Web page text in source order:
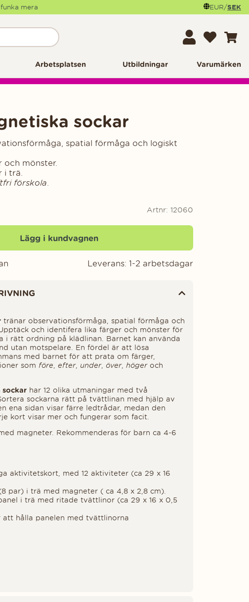
mera EUR/SEK
Arbetsplatsen Utbildningar Varumärken
sockar
spatial förmåga och logiskt
och mönster.
i trä.
förskola.
Artnr: 12060
Lägg i kundvagnen
Leverans: 1-2 arbetsdagar
tränar observationsförmåga, spatial förmåga och
och identifera lika färger och mönster för
i rätt ordning på klädlinan. Barnet kan använda
utan motspelare. En fördel är att lösa
med barnet för att prata om färger,
som före, efter, under, över, högeroch
sockar har 12 olika utmaningar med två
sockarna rätt på tvättlinan med hjälp av
ena sidan visar färre ledtrådar, medan den
kort visar mer och fungerar som facit.
magneter. Rekommenderas för barn ca 4-6
aktivitetskort, med 12 aktiviteter (ca 29 x 16
par) i trä med magneter ( ca 4,8 x 2,8 cm).
i trä med ritade tvättlinor (ca 29 x 16 x 0,5
att hålla panelen med tvättlinorna